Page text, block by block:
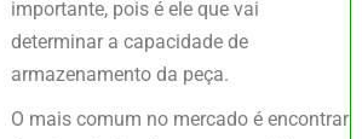
importante, pois é ele que vai
determinar a capacidade de
armazenamento da peça.
O mais comum no mercado é encontrar